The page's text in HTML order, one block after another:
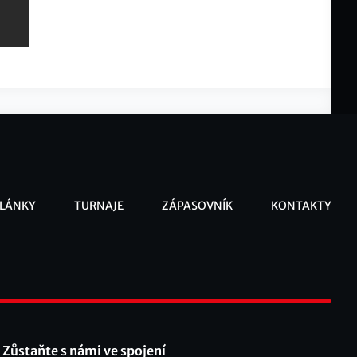
TURNAJE ZÁPASOVNÍK KONTAKTY
Zůstaňte s námi ve spojení